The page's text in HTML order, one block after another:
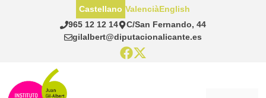
965 12 12 14
C/San Fernando, 44
gilalbert@diputacionalicante.es
Castellano ValenciàEnglish